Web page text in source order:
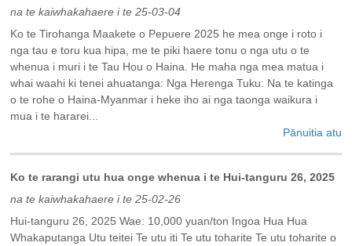
na te kaiwhakahaere i te 25-03-04
Ko te Tirohanga Maakete o Pepuere 2025 he mea onge i roto i
nga tau e toru kua hipa, me te piki haere tonu o nga utu o te
whenua i muri i te Tau Hou o Haina. He maha nga mea matua i
whai waahi ki tenei ahuatanga: Nga Herenga Tuku: Na te katinga
o te rohe o Haina-Myanmar i heke iho ai nga taonga waikura i
mua i te hararei...
Pānuitia atu
Ko te rarangi utu hua onge whenua i te Hui-tanguru 26, 2025
na te kaiwhakahaere i te 25-02-26
Hui-tanguru 26, 2025 Wae: 10,000 yuan/ton Ingoa Hua Hua
Whakaputanga Utu teitei Te utu iti Te utu toharite Te utu toharite o